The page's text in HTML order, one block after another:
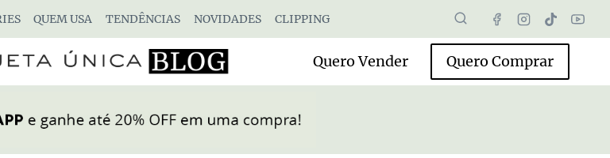
QUEM USA TENDÊNCIAS NOVIDADES CLIPPING
Quero Vender Quero Comprar